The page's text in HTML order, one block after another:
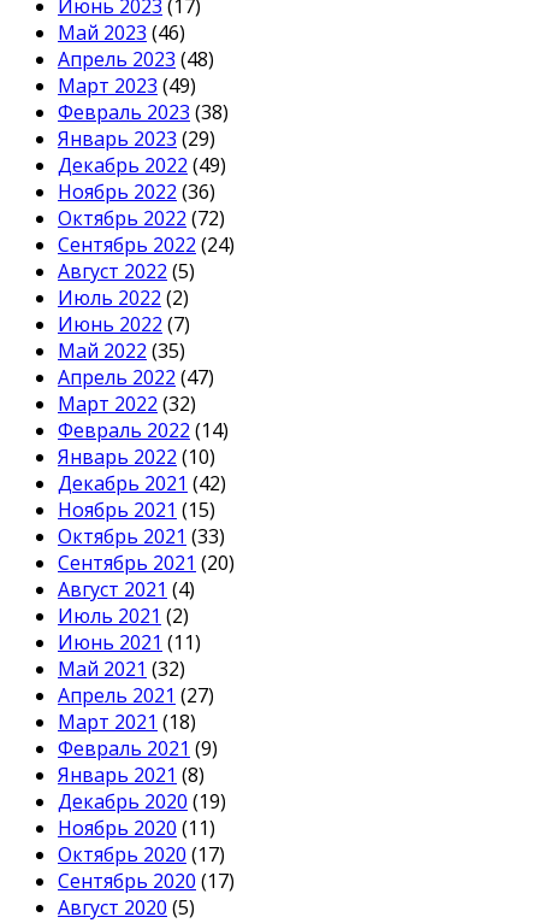
Июнь 2023 (17)
Май 2023 (46)
Апрель 2023 (48)
Март 2023 (49)
Февраль 2023 (38)
Январь 2023 (29)
Декабрь 2022 (49)
Ноябрь 2022 (36)
Октябрь 2022 (72)
Сентябрь 2022 (24)
Август 2022 (5)
Июль 2022 (2)
Июнь 2022 (7)
Май 2022 (35)
Апрель 2022 (47)
Март 2022 (32)
Февраль 2022 (14)
Январь 2022 (10)
Декабрь 2021 (42)
Ноябрь 2021 (15)
Октябрь 2021 (33)
Сентябрь 2021 (20)
Август 2021 (4)
Июль 2021 (2)
Июнь 2021 (11)
Май 2021 (32)
Апрель 2021 (27)
Март 2021 (18)
Февраль 2021 (9)
Январь 2021 (8)
Декабрь 2020 (19)
Ноябрь 2020 (11)
Октябрь 2020 (17)
Сентябрь 2020 (17)
Август 2020 (5)